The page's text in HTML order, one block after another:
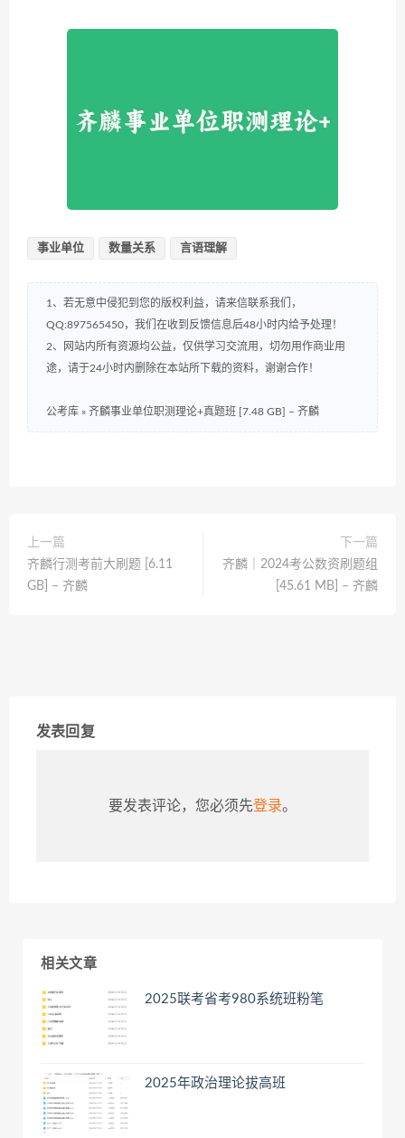
事业单位 数量关系 言语理解
1、若无意中侵犯到您的版权利益，请来信联系我们，
QQ:897565450，我们在收到反馈信息后48小时内给予处理！
2、网站内所有资源均公益，仅供学习交流用，切勿用作商业用
途，请于24小时内删除在本站所下载的资料，谢谢合作！
公考库 » 齐麟事业单位职测理论+真题班 [7.48 GB] – 齐麟
上一篇
齐麟行测考前大刷题 [6.11
GB] – 齐麟
下一篇
齐麟｜2024考公数资刷题组
[45.61 MB] – 齐麟
发表回复
要发表评论，您必须先登录。
相关文章
2025联考省考980系统班粉笔
2025年政治理论拔高班